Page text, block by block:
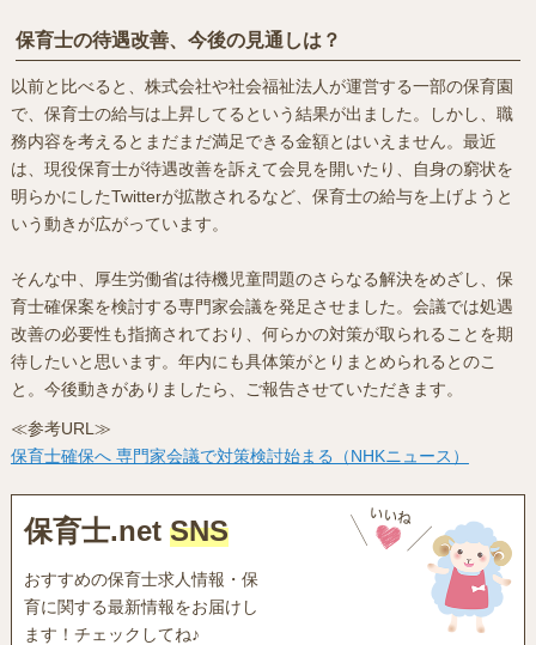
保育士の待遇改善、今後の見通しは？
以前と比べると、株式会社や社会福祉法人が運営する一部の保育園
で、保育士の給与は上昇してるという結果が出ました。しかし、職
務内容を考えるとまだまだ満足できる金額とはいえません。最近
は、現役保育士が待遇改善を訴えて会見を開いたり、自身の窮状を
明らかにしたTwitterが拡散されるなど、保育士の給与を上げようと
いう動きが広がっています。
そんな中、厚生労働省は待機児童問題のさらなる解決をめざし、保
育士確保案を検討する専門家会議を発足させました。会議では処遇
改善の必要性も指摘されており、何らかの対策が取られることを期
待したいと思います。年内にも具体策がとりまとめられるとのこ
と。今後動きがありましたら、ご報告させていただきます。
≪参考URL≫
保育士確保へ 専門家会議で対策検討始まる（NHKニュース）
保育士.net SNS
おすすめの保育士求人情報・保
育に関する最新情報をお届けし
ます！チェックしてね♪